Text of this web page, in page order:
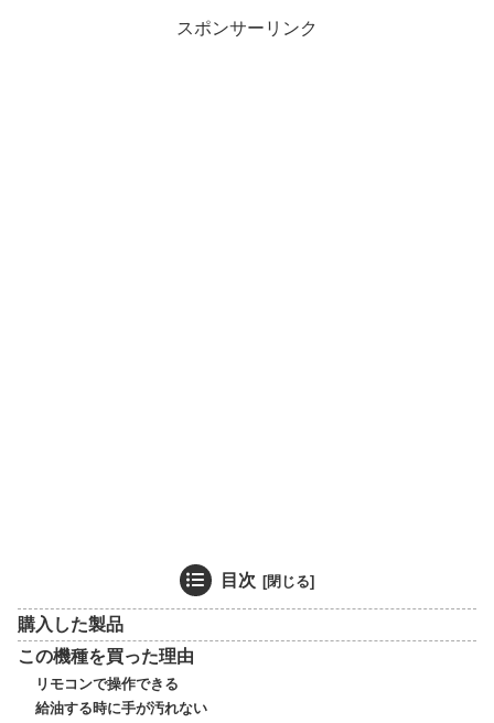
スポンサーリンク
目次
購入した製品
この機種を買った理由
リモコンで操作できる
給油する時に手が汚れない